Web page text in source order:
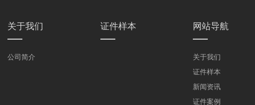
关于我们
公司简介
证件样本 网站导航
关于我们
证件样本
新闻资讯
证件案例